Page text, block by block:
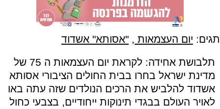
תגים: יום העצמאות , "אסותא" אשדוד
תלבושת אחידה: לקראת יום העצמאות ה 75 של
מדינת ישראל בחרו בבית החולים הציבורי אסותא
אשדוד להלביש את הרכים הנולדים שזה עתה באו
לאויר העולם בבגדי תינוקות ייחודיים, בצבעי כחול